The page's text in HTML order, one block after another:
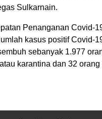
Sulkarnain.
Penanganan Covid-
kasus positif Covid-
sebanyak 1.977
karantina dan 32 orang